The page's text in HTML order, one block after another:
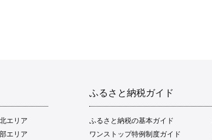
エリア
エリア
ふるさと納税ガイド
ふるさと納税の基本ガイド
ワンストップ特例制度ガイド